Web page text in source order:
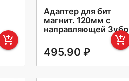
add_shopping_cart
Адаптер для бит
магнит. 120мм с
направляющей Зубр
add_shopping_cart
495.90 ₽